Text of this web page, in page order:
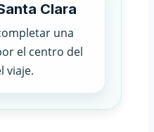
Clara
una
el centro del
viaje.